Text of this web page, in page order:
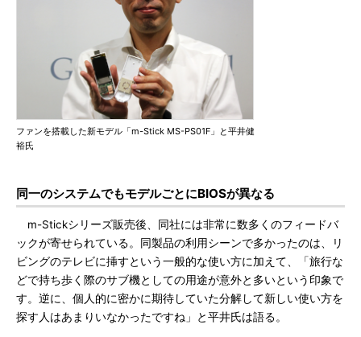
ファンを搭載した新モデル「m-Stick MS-PS01F」と平井健
裕氏
同一のシステムでもモデルごとにBIOSが異なる
m-Stickシリーズ販売後、同社には非常に数多くのフィードバ
ックが寄せられている。同製品の利用シーンで多かったのは、リ
ビングのテレビに挿すという一般的な使い方に加えて、「旅行な
どで持ち歩く際のサブ機としての用途が意外と多いという印象で
す。逆に、個人的に密かに期待していた分解して新しい使い方を
探す人はあまりいなかったですね」と平井氏は語る。